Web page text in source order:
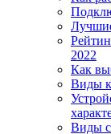
2022
Как
Виды
Виды